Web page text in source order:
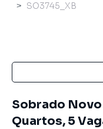
SO3745_XB
Sobrado
Quartos, 5